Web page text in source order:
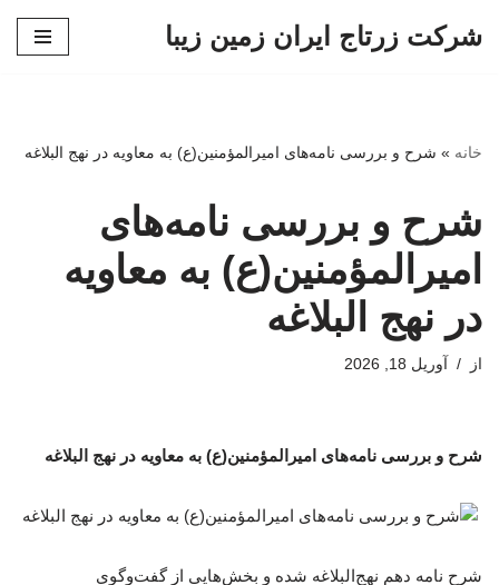
شرکت زرتاج ایران زمین زیبا
خانه » شرح و بررسی نامه‌های امیرالمؤمنین(ع) به معاویه در نهج البلاغه
شرح و بررسی نامه‌های
امیرالمؤمنین(ع) به معاویه
در نهج البلاغه
از آوریل 18, 2026
شرح و بررسی نامه‌های امیرالمؤمنین(ع) به معاویه در نهج البلاغه
شرح نامه دهم نهج‌البلاغه شده و بخش‌هایی از گفت‌وگوی